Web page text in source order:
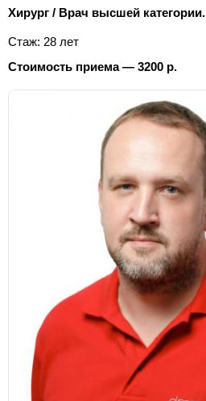
Хирург / Врач высшей категории.
Стаж: 28 лет
Стоимость приема — 3200 р.